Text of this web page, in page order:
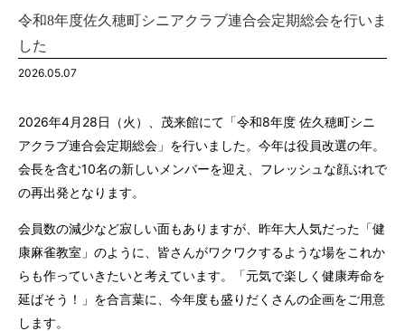
令和8年度佐久穂町シニアクラブ連合会定期総会を行いま
した
2026.05.07
2026年4月28日（火）、茂来館にて「令和8年度 佐久穂町シニ
アクラブ連合会定期総会」を行いました。今年は役員改選の年。
会長を含む10名の新しいメンバーを迎え、フレッシュな顔ぶれで
の再出発となります。
会員数の減少など寂しい面もありますが、昨年大人気だった「健
康麻雀教室」のように、皆さんがワクワクするような場をこれか
らも作っていきたいと考えています。「元気で楽しく健康寿命を
延ばそう！」を合言葉に、今年度も盛りだくさんの企画をご用意
します。